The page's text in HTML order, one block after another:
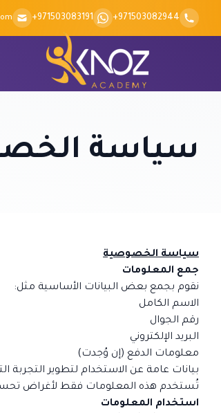
Skip to content
+971503082944
+971503083191
سياسة
سياسة الخصوصية
جمع المعلومات
نقوم بجمع بعض البيانات الأساسية مثل:
الاسم الكامل
رقم الجوال
البريد الإلكتروني
معلومات الدفع (إن وُجدت)
بيانات عامة عن الاستخدام لتطوير التجربة
تُستخدم هذه المعلومات فقط لأغراض
استخدام المعلومات